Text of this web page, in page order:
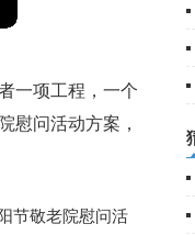
一项工程，一个
慰问活动方案，
节敬老院慰问活